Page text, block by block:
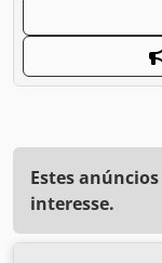
Estes
interesse.